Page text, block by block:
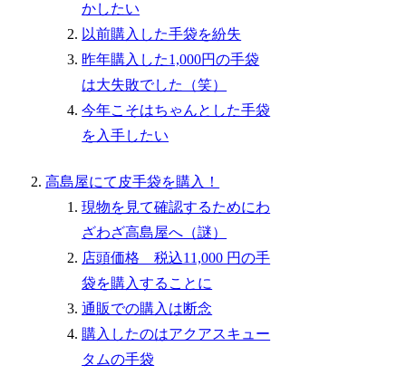
かしたい
以前購入した手袋を紛失
昨年購入した1,000円の手袋
は大失敗でした（笑）
今年こそはちゃんとした手袋
を入手したい
高島屋にて皮手袋を購入！
現物を見て確認するためにわ
ざわざ高島屋へ（謎）
店頭価格 税込11,000 円の手
袋を購入することに
通販での購入は断念
購入したのはアクアスキュー
タムの手袋